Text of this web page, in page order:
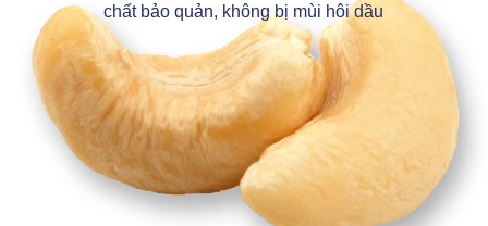
chất bảo quản, không bị mùi hôi dầu